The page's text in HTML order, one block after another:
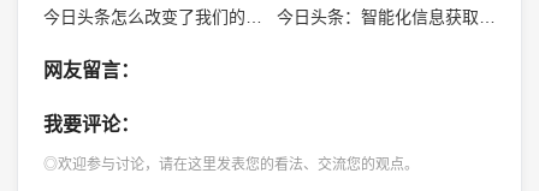
网友留言：
我要评论：
◎欢迎参与讨论，请在这里发表您的看法、交流您的观点。